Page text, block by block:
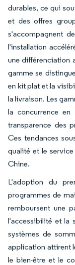
durables, ce qui
et des offres
s'accompagnent
l'installation
une différenciation
gamme se
en kit plat et la
la livraison. Les
la concurrence
transparence des
Ces tendances
qualité et le
Chine.
L'adoption du
programmes de
remboursent une
l'accessibilité et la
systèmes de
application attirent
le bien-être et le